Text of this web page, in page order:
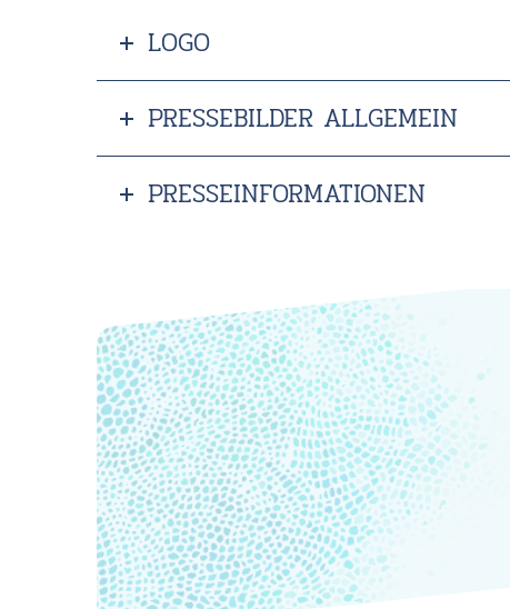
LOGO
PRESSEBILDER ALLGEMEIN
PRESSEINFORMATIONEN